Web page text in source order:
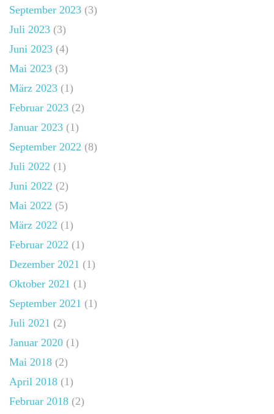
September 2023 (3)
Juli 2023 (3)
Juni 2023 (4)
Mai 2023 (3)
März 2023 (1)
Februar 2023 (2)
Januar 2023 (1)
September 2022 (8)
Juli 2022 (1)
Juni 2022 (2)
Mai 2022 (5)
März 2022 (1)
Februar 2022 (1)
Dezember 2021 (1)
Oktober 2021 (1)
September 2021 (1)
Juli 2021 (2)
Januar 2020 (1)
Mai 2018 (2)
April 2018 (1)
Februar 2018 (2)